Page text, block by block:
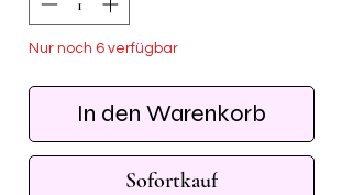
Nur noch 6 verfügbar
In den Warenkorb
Sofortkauf